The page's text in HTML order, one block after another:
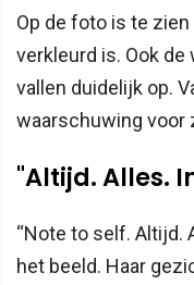
Op de foto is te
verkleurd is. Ook de
vallen duidelijk op.
waarschuwing voor
"Altijd. Alles.
“Note to self. Altijd.
het beeld. Haar